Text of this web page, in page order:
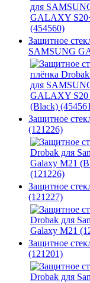
Защитное
SAMSUNG
Защитное
(121226)
Защитное
(121227)
Защитное
(121201)